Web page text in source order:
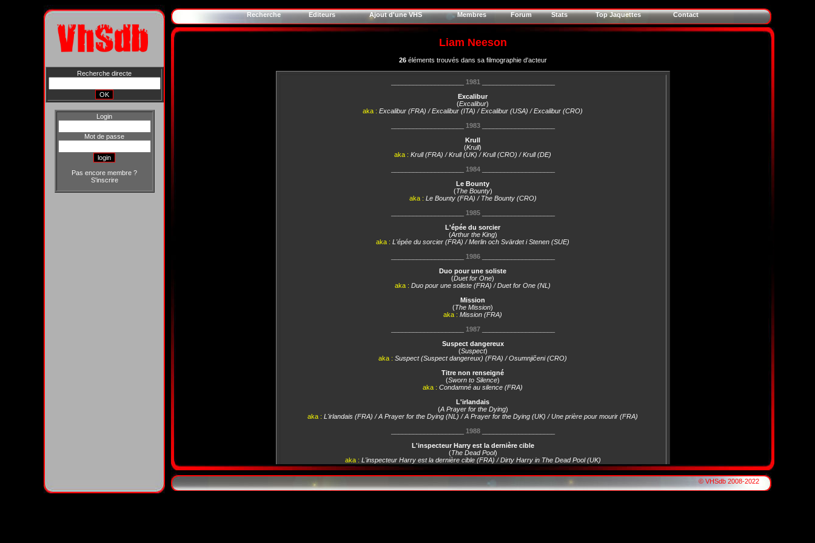
Recherche directe
Login
Mot de passe
Pas encore membre ?
S'inscrire
Recherche Editeurs Ajout d'une VHS Membres Forum Stats Top Jaquettes Contact
Liam Neeson
26éléments trouvés dans sa filmographie d'acteur
1981
Excalibur
(Excalibur)
aka : Excalibur (FRA) / Excalibur (ITA) / Excalibur (USA) / Excalibur (CRO)
1983____________________
Krull
(Krull)
aka : Krull (FRA) / Krull (UK) / Krull (CRO) / Krull (DE)
1984____________________
Le Bounty
(The Bounty)
aka : Le Bounty (FRA) / The Bounty (CRO)
1985____________________
L'épée du sorcier
(Arthur the King)
aka : L'épée du sorcier (FRA) / Merlin och Svärdet i Stenen (SUE)
1986____________________
Duo pour une soliste
(Duet for One)
aka : Duo pour une soliste (FRA) / Duet for One (NL)
Mission
(The Mission)
aka : Mission (FRA)
1987____________________
Suspect dangereux
(Suspect)
aka : Suspect (Suspect dangereux) (FRA) / Osumnjičeni (CRO)
Titre non renseigné
(Sworn to Silence)
aka : Condamné au silence (FRA)
L'irlandais
(A Prayer for the Dying)
aka : L'irlandais (FRA) / A Prayer for the Dying (NL) / A Prayer for the Dying (UK) / Une prière pour mourir (FRA)
1988____________________
L'inspecteur Harry est la dernière cible
(The Dead Pool)
aka : L'inspecteur Harry est la dernière cible (FRA) / Dirty Harry in The Dead Pool (UK)
Le prix de la passion
The Good Mother
aka :Le prix de la passion (FRA)
© VHSdb 2008-2022